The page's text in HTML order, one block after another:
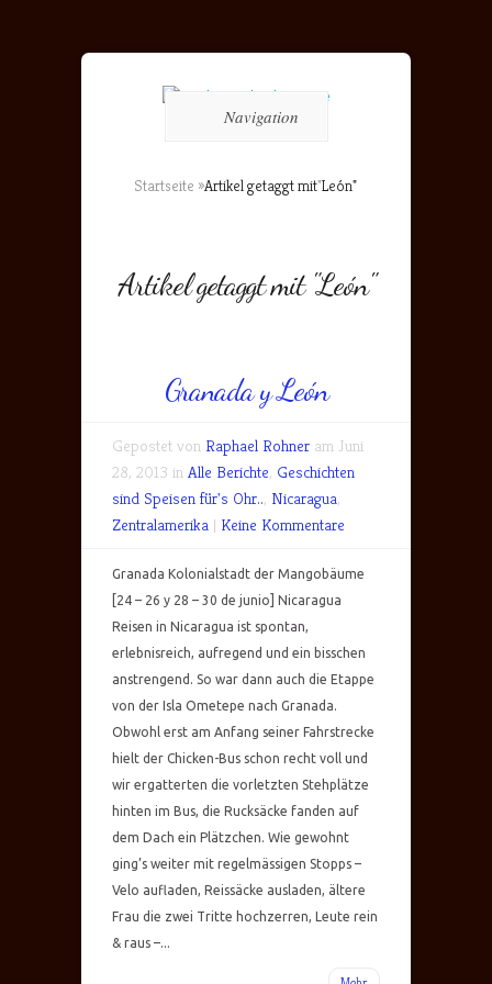
Navigation
Startseite »Artikel getaggt mit"León"
Artikel getaggt mit "León"
Granada y León
Gepostet von Raphael Rohner am Juni
28, 2013 in Alle Berichte, Geschichten
sind Speisen für's Ohr.., Nicaragua,
Zentralamerika | Keine Kommentare
Granada Kolonialstadt der Mangobäume
[24 – 26 y 28 – 30 de junio] Nicaragua
Reisen in Nicaragua ist spontan,
erlebnisreich, aufregend und ein bisschen
anstrengend. So war dann auch die Etappe
von der Isla Ometepe nach Granada.
Obwohl erst am Anfang seiner Fahrstrecke
hielt der Chicken-Bus schon recht voll und
wir ergatterten die vorletzten Stehplätze
hinten im Bus, die Rucksäcke fanden auf
dem Dach ein Plätzchen. Wie gewohnt
ging’s weiter mit regelmässigen Stopps –
Velo aufladen, Reissäcke ausladen, ältere
Frau die zwei Tritte hochzerren, Leute rein
& raus –...